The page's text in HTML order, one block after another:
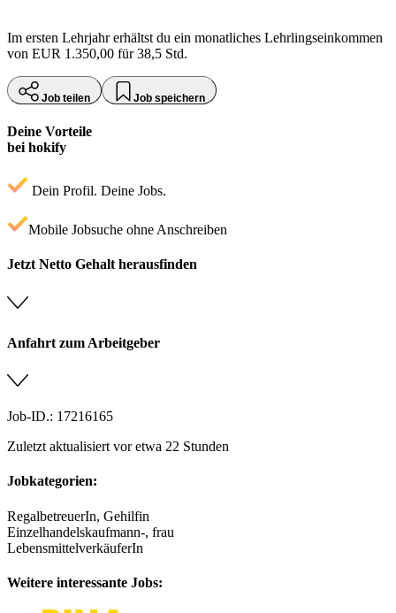
Im ersten Lehrjahr erhältst du ein monatliches Lehrlingseinkommen
von EUR 1.350,00 für 38,5 Std.
Job teilen Job speichern
Deine Vorteile
bei hokify
Dein Profil. Deine Jobs.
Mobile Jobsuche ohne Anschreiben
Jetzt Netto Gehalt herausfinden
Anfahrt zum Arbeitgeber
Job-ID.: 17216165
Zuletzt aktualisiert vor etwa 22 Stunden
Jobkategorien:
RegalbetreuerIn, Gehilfin
Einzelhandelskaufmann-, frau
LebensmittelverkäuferIn
Weitere interessante Jobs: